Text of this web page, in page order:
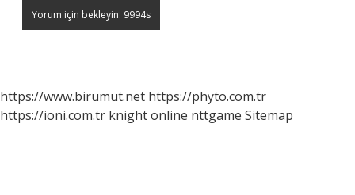
https://www.birumut.net https://phyto.com.tr
https://ioni.com.tr knight online nttgame Sitemap